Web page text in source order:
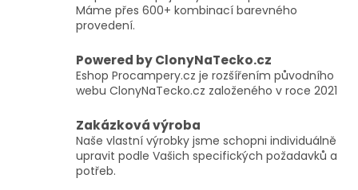
Máme přes 600+ kombinací barevného
provedení.
Powered by ClonyNaTecko.cz
Eshop Procampery.cz je rozšířením původního
webu ClonyNaTecko.cz založeného v roce 2021
Zakázková výroba
Naše vlastní výrobky jsme schopni individuálně
upravit podle Vašich specifických požadavků a
potřeb.